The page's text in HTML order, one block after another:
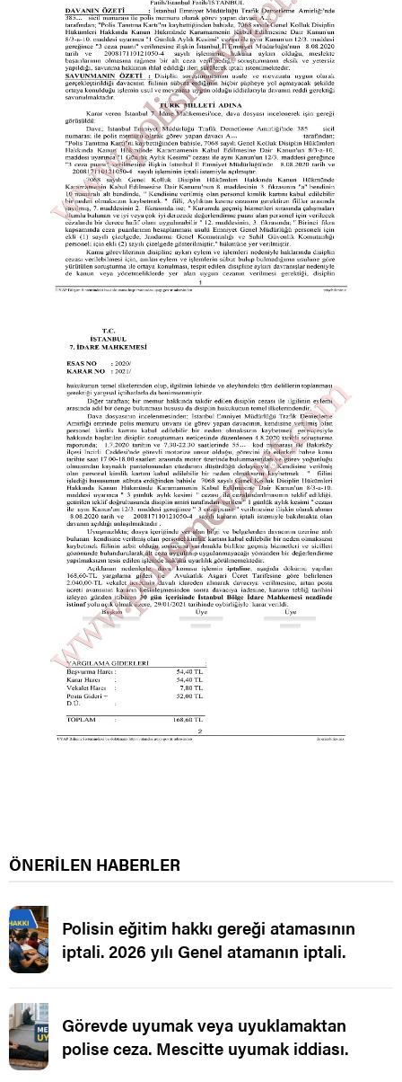
ÖNERİLEN HABERLER
Polisin eğitim hakkı gereği atamasının
iptali. 2026 yılı Genel atamanın iptali.
Görevde uyumak veya uyuklamaktan
polise ceza. Mescitte uyumak iddiası.